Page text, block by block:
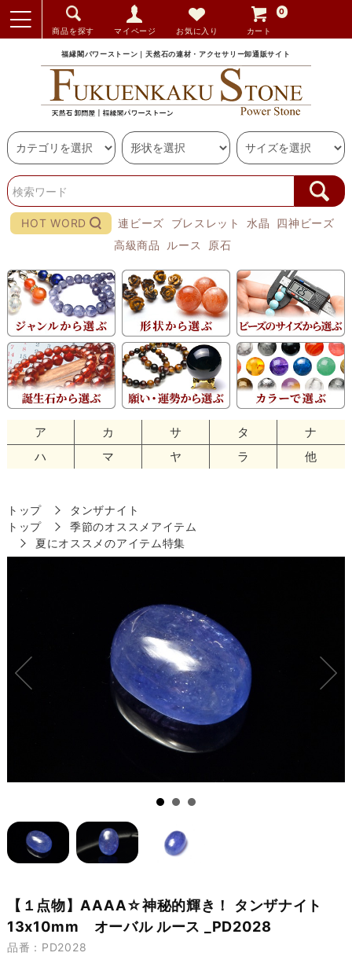
商品を探す マイページ お気に入り カート
0
福縁閣パワーストーン｜天然石の連材・アクセサリー卸通販サイト
HOT WORD 連ビーズ ブレスレット 水晶
四神ビーズ
高級商品
ルース 原石
ア カ サ タ
ナ
ハ
マ ヤ ラ 他
トップ
タンザナイト
トップ
季節のオススメアイテム
夏にオススメのアイテム特集
【１点物】AAAA☆神秘的輝き！ タンザナイト
13x10mm オーバル ルース _PD2028
品番：PD2028